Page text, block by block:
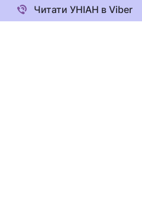
Читати УНІАН в Viber